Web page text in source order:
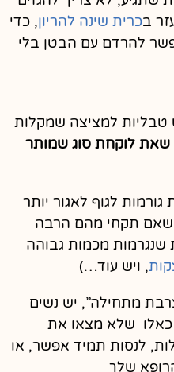
בכרית שינה להריון, כדי
להרדם עם הבטן בלי
למציצה שמקלות
לוקחת סוג שמותר
לגוף לאגור יותר
שאם תקחי מהם הרבה
שנגרמות מכמות גבוהה
, ויש עוד…)
מתחילה”, יש נשים
כאלו שלא מצאו את
לנסות תמיד אפשר, או
שלך